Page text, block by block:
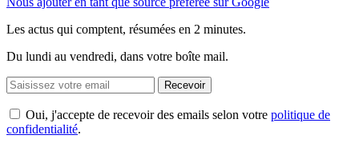
Les actus qui comptent, résumées en 2 minutes.
Du lundi au vendredi, dans votre boîte mail.
Recevoir
Oui, j'accepte de recevoir des emails selon votre politique de
confidentialité.